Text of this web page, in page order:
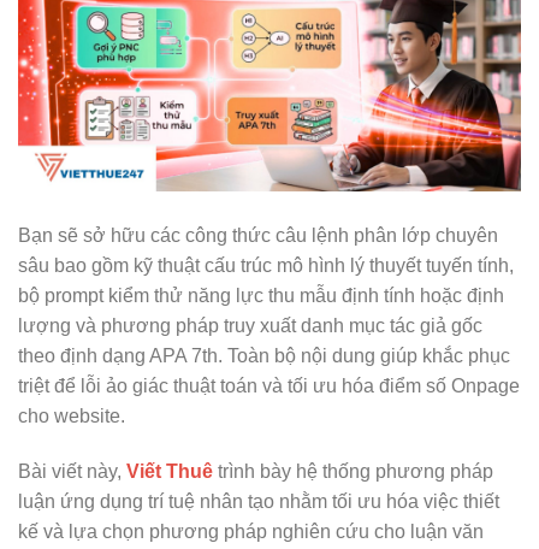
Bạn sẽ sở hữu các công thức câu lệnh phân lớp chuyên
sâu bao gồm kỹ thuật cấu trúc mô hình lý thuyết tuyến tính,
bộ prompt kiểm thử năng lực thu mẫu định tính hoặc định
lượng và phương pháp truy xuất danh mục tác giả gốc
theo định dạng APA 7th. Toàn bộ nội dung giúp khắc phục
triệt để lỗi ảo giác thuật toán và tối ưu hóa điểm số Onpage
cho website.
Bài viết này, Viết Thuê trình bày hệ thống phương pháp
luận ứng dụng trí tuệ nhân tạo nhằm tối ưu hóa việc thiết
kế và lựa chọn phương pháp nghiên cứu cho luận văn